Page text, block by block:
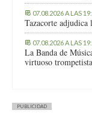
07.08.2026 A LAS
Tazacorte
07.08.2026 A LAS
La Banda de
virtuoso
PUBLICIDAD